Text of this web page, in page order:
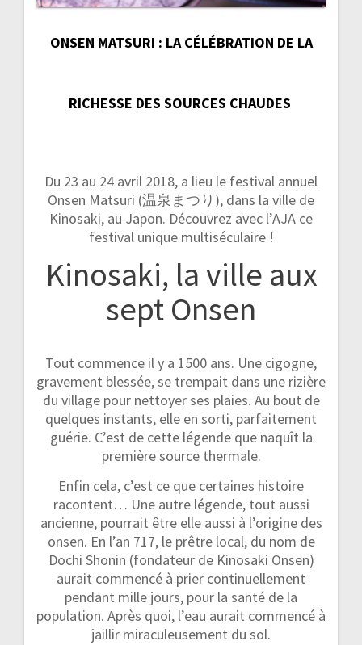
ONSEN MATSURI : LA CÉLÉBRATION DE LA
RICHESSE DES SOURCES CHAUDES
Du 23 au 24 avril 2018, a lieu le festival annuel
Onsen Matsuri (温泉まつり), dans la ville de
Kinosaki, au Japon. Découvrez avec l’AJA ce
festival unique multiséculaire !
Kinosaki, la ville aux
sept Onsen
Tout commence il y a 1500 ans. Une cigogne,
gravement blessée, se trempait dans une rizière
du village pour nettoyer ses plaies. Au bout de
quelques instants, elle en sorti, parfaitement
guérie. C’est de cette légende que naquît la
première source thermale.
Enfin cela, c’est ce que certaines histoire
racontent… Une autre légende, tout aussi
ancienne, pourrait être elle aussi à l’origine des
onsen. En l’an 717, le prêtre local, du nom de
Dochi Shonin (fondateur de Kinosaki Onsen)
aurait commencé à prier continuellement
pendant mille jours, pour la santé de la
population. Après quoi, l’eau aurait commencé à
jaillir miraculeusement du sol.